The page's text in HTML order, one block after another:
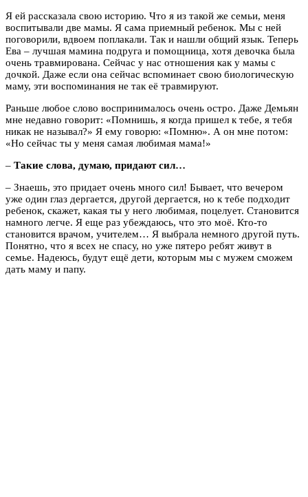
Я ей рассказала свою историю. Что я из такой же семьи, меня
воспитывали две мамы. Я сама приемный ребенок. Мы с ней
поговорили, вдвоем поплакали. Так и нашли общий язык. Теперь
Ева – лучшая мамина подруга и помощница, хотя девочка была
очень травмирована. Сейчас у нас отношения как у мамы с
дочкой. Даже если она сейчас вспоминает свою биологическую
маму, эти воспоминания не так её травмируют.
Раньше любое слово воспринималось очень остро. Даже Демьян
мне недавно говорит: «Помнишь, я когда пришел к тебе, я тебя
никак не называл?» Я ему говорю: «Помню». А он мне потом:
«Но сейчас ты у меня самая любимая мама!»
– Такие слова, думаю, придают сил…
– Знаешь, это придает очень много сил! Бывает, что вечером
уже один глаз дергается, другой дергается, но к тебе подходит
ребенок, скажет, какая ты у него любимая, поцелует. Становится
намного легче. Я еще раз убеждаюсь, что это моё. Кто-то
становится врачом, учителем… Я выбрала немного другой путь.
Понятно, что я всех не спасу, но уже пятеро ребят живут в
семье. Надеюсь, будут ещё дети, которым мы с мужем сможем
дать маму и папу.